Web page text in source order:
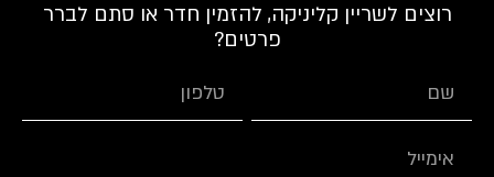
רוצים לשריין קליניקה, להזמין חדר או סתם לברר
פרטים?